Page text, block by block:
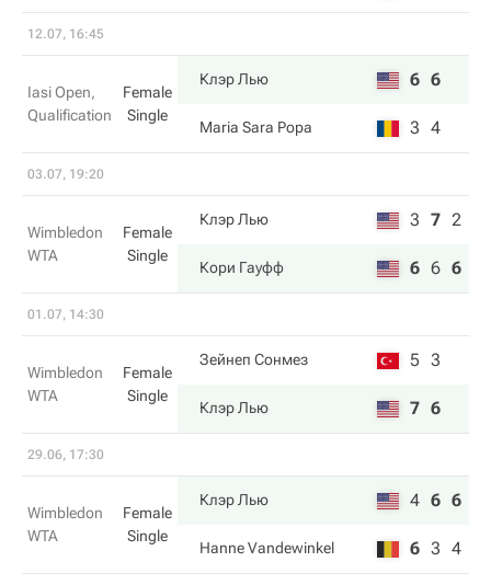
12.07, 16:45
Iasi Open,
Qualification
Female
Single
Клэр Лью 6 6
Maria Sara Popa 3 4
03.07, 19:20
Wimbledon
WTA
Female
Single
Клэр Лью 3 7 2
Кори Гауфф 6 6 6
01.07, 14:30
Wimbledon
WTA
Female
Single
Зейнеп Сонмез 5 3
Клэр Лью 7 6
29.06, 17:30
Wimbledon
WTA
Female
Single
Клэр Лью 4 6 6
Hanne Vandewinkel 6 3 4